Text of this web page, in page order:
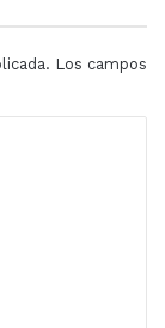
Los campos